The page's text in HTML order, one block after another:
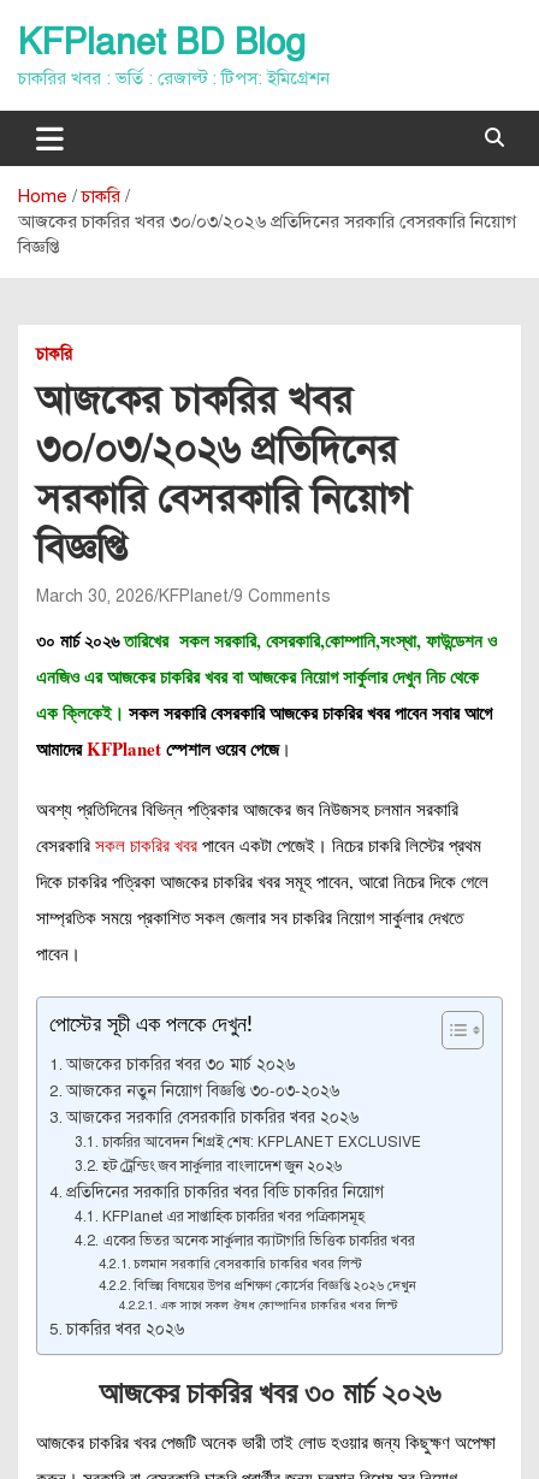
content
KFPlanet BD Blog
চাকরির খবর : ভর্তি : রেজাল্ট : টিপস: ইমিগ্রেশন
Home
চাকরি
আজকের চাকরির খবর ৩০/০৩/২০২৬ প্রতিদিনের সরকারি বেসরকারি নিয়োগ
বিজ্ঞপ্তি
চাকরি
আজকের চাকরির খবর
৩০/০৩/২০২৬ প্রতিদিনের
সরকারি বেসরকারি নিয়োগ
বিজ্ঞপ্তি
March 30, 2026 KFPlanet 9 Comments
৩০ মার্চ২০২৬তারিখের সকল সরকারি, বেসরকারি,কোম্পানি,সংস্থা, ফাউন্ডেশন ও
এনজিও এর আজকের চাকরির খবর বা আজকের নিয়োগ সার্কুলারদেখুন নিচ থেকে
এক ক্লিকেই। সকল সরকারি বেসরকারি আজকের চাকরির খবর পাবেন সবার আগে
আমাদেরKFPlanetস্পেশাল ওয়েব পেজে।
অবশ্য প্রতিদিনের বিভিন্ন পত্রিকার আজকের জব নিউজসহ চলমান সরকারি
বেসরকারি সকল চাকরির খবর পাবেন একটা পেজেই। নিচের চাকরি লিস্টের প্রথম
দিকে চাকরির পত্রিকা আজকের চাকরির খবর সমূহ পাবেন, আরো নিচের দিকে গেলে
সাম্প্রতিক সময়ে প্রকাশিত সকল জেলার সব চাকরির নিয়োগ সার্কুলার দেখতে
পাবেন।
পোস্টের সূচী এক পলকে দেখুন!
আজকের চাকরির খবর ৩০ মার্চ ২০২৬
আজকের নতুন নিয়োগ বিজ্ঞপ্তি ৩০-০৩-২০২৬
আজকের সরকারি বেসরকারি চাকরির খবর ২০২৬
চাকরির আবেদন শিগ্রই শেষ: KFPLANET EXCLUSIVE
হট ট্রেন্ডিং জব সার্কুলার বাংলাদেশ জুন ২০২৬
প্রতিদিনের সরকারি চাকরির খবর বিডি চাকরির নিয়োগ
KFPlanet এর সাপ্তাহিক চাকরির খবর পত্রিকাসমূহ
একের ভিতর অনেক সার্কুলার ক্যাটাগরি ভিত্তিক চাকরির খবর
চলমান সরকারি বেসরকারি চাকরির খবর লিস্ট
বিভিন্ন বিষয়ের উপর প্রশিক্ষণ কোর্সের বিজ্ঞপ্তি ২০২৬ দেখুন
এক সাথে সকল ঔষধ কোম্পানির চাকরির খবর লিস্ট
চাকরির খবর ২০২৬
আজকের চাকরির খবর ৩০ মার্চ২০২৬
আজকের চাকরির খবর পেজটি অনেক ভারী তাই লোড হওয়ার জন্য কিছুক্ষণ অপেক্ষা